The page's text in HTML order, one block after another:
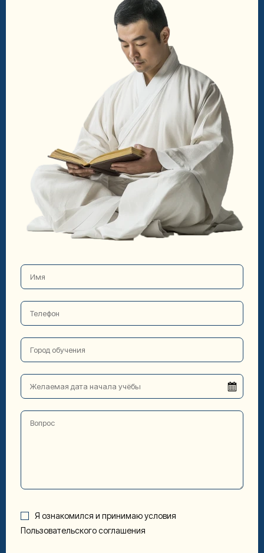
Я ознакомился и принимаю условия
Пользовательского соглашения